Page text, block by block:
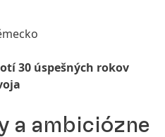
30 úspešných rokov
a ambiciózne